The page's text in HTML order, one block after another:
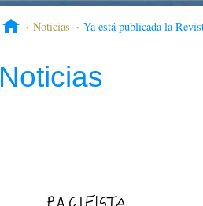
Noticias Ya está publicada la
Noticias